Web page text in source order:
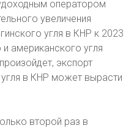
оператором
увеличения
угля в КНР к 2023
американского угля
экспорт
в КНР может вырасти
второй раз в